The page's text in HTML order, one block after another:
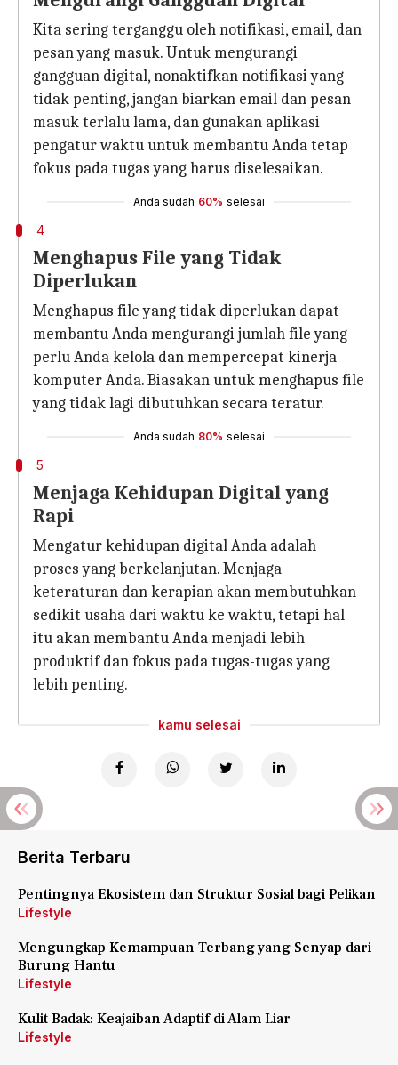
Kita sering terganggu oleh notifikasi, email, dan
pesan yang masuk. Untuk mengurangi
gangguan digital, nonaktifkan notifikasi yang
tidak penting, jangan biarkan email dan pesan
masuk terlalu lama, dan gunakan aplikasi
pengatur waktu untuk membantu Anda tetap
fokus pada tugas yang harus diselesaikan.
Anda sudah 60% selesai
4
Menghapus File yang Tidak
Diperlukan
Menghapus file yang tidak diperlukan dapat
membantu Anda mengurangi jumlah file yang
perlu Anda kelola dan mempercepat kinerja
komputer Anda. Biasakan untuk menghapus file
yang tidak lagi dibutuhkan secara teratur.
Anda sudah 80% selesai
5
Menjaga Kehidupan Digital yang
Rapi
Mengatur kehidupan digital Anda adalah
proses yang berkelanjutan. Menjaga
keteraturan dan kerapian akan membutuhkan
sedikit usaha dari waktu ke waktu, tetapi hal
itu akan membantu Anda menjadi lebih
produktif dan fokus pada tugas-tugas yang
lebih penting.
kamu selesai
Berita Terbaru
Pentingnya Ekosistem dan Struktur Sosial bagi Pelikan
Lifestyle
Mengungkap Kemampuan Terbang yang Senyap dari
Burung Hantu
Lifestyle
Kulit Badak: Keajaiban Adaptif di Alam Liar
Lifestyle